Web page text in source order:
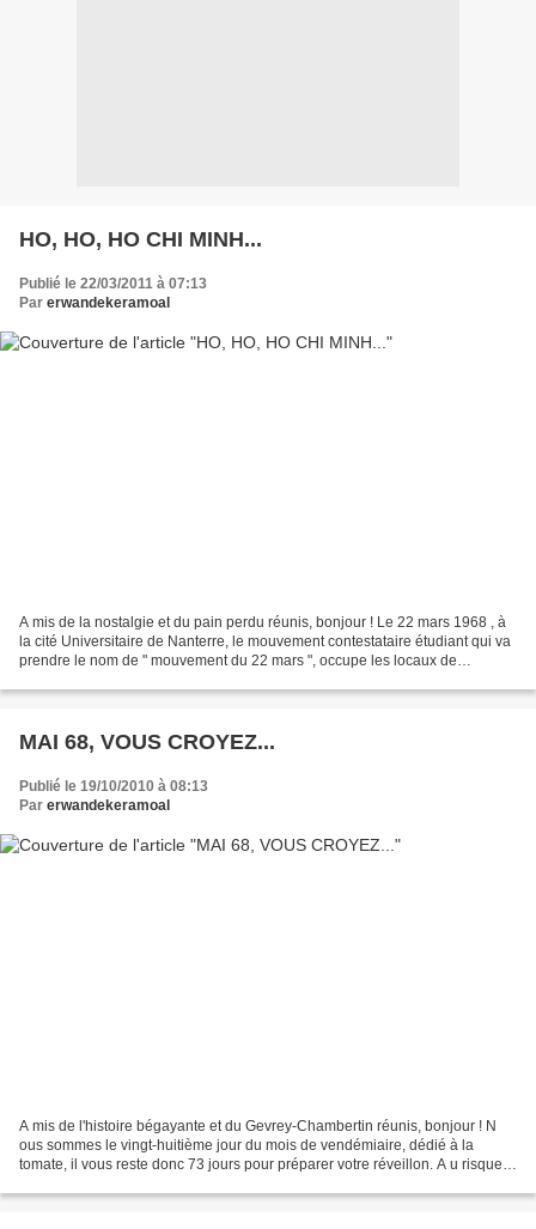
HO, HO, HO CHI MINH...
Publié le 22/03/2011 à 07:13
Par erwandekeramoal
A mis de la nostalgie et du pain perdu réunis, bonjour ! Le 22 mars 1968 , à
la cité Universitaire de Nanterre, le mouvement contestataire étudiant qui va
prendre le nom de " mouvement du 22 mars ", occupe les locaux de
MAI 68, VOUS CROYEZ...
Publié le 19/10/2010 à 08:13
Par erwandekeramoal
A mis de l'histoire bégayante et du Gevrey-Chambertin réunis, bonjour ! N
ous sommes le vingt-huitième jour du mois de vendémiaire, dédié à la
tomate, il vous reste donc 73 jours pour préparer votre réveillon. A u risque